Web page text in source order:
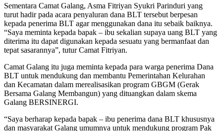
Sementara Camat Galang, Asma Fitriyan Syukri Parinduri yang
turut hadir pada acara penyaluran dana BLT tersebut berpesan
kepada penerima BLT agar menggunakan dana itu sebaik baiknya.
“Saya meminta kepada bapak – ibu sekalian supaya uang BLT yang
diterima itu dapat digunakan kepada sesuatu yang bermanfaat dan
tepat sasarannya”, tutur Camat Fitriyan.
Camat Galang itu juga meminta kepada para warga penerima Dana
BLT untuk mendukung dan membantu Pemerintahan Kelurahan
dan Kecamatan dalam merealisasikan program GBGM (Gerak
Bersama Galang Membangun) yang dituangkan dalam skema
Galang BERSINERGI.
“Saya berharap kepada bapak – ibu penerima dana BLT khususnya
dan masyarakat Galang umumnya untuk mendukung program Pak